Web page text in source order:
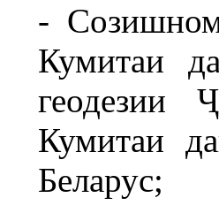
-
Кумитаи
геодезии
Кумитаи
Беларус;